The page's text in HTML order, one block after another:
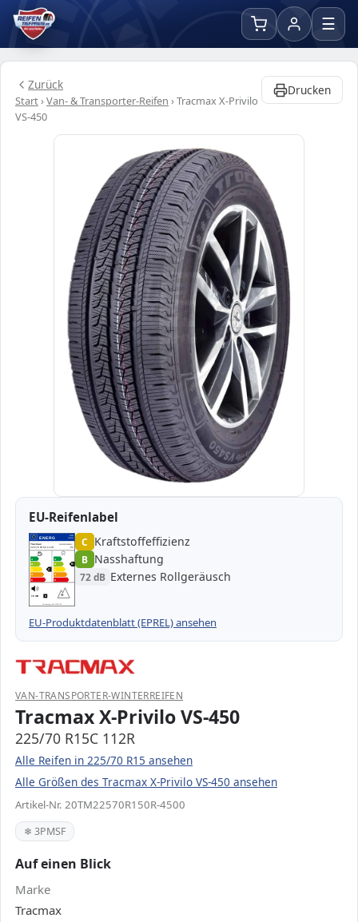
☰
Zurück
Start›Van- & Transporter-Reifen ›Tracmax X-Privilo
VS-450
Drucken
EU-Reifenlabel
ENERG 1000000
Tracmax 20TM22570R150R-…
225/70 R15C 112R C2
A
B
C
C
D
E
A
B
B
C
D
E
72 dB B
Verordnung (EU) 2020/740
C Kraftstoffeffizienz
B Nasshaftung
72 dB Externes Rollgeräusch
EU-Produktdatenblatt (EPREL) ansehen
VAN-TRANSPORTER-WINTERREIFEN
Tracmax X-Privilo VS-450
225/70 R15C 112R
Alle Reifen in 225/70 R15 ansehen
Alle Größen des Tracmax X-Privilo VS-450 ansehen
Artikel-Nr. 20TM22570R150R-4500
❄ 3PMSF
Auf einen Blick
Marke
Tracmax